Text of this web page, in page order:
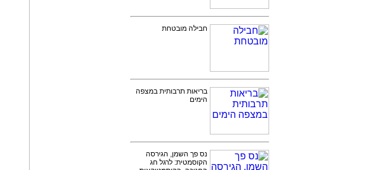
חבילה מובטחת
בריאות תרבותית במצפה
הימים
נס פך השמן, הגירסה
הקוסמטית: לרגל חג